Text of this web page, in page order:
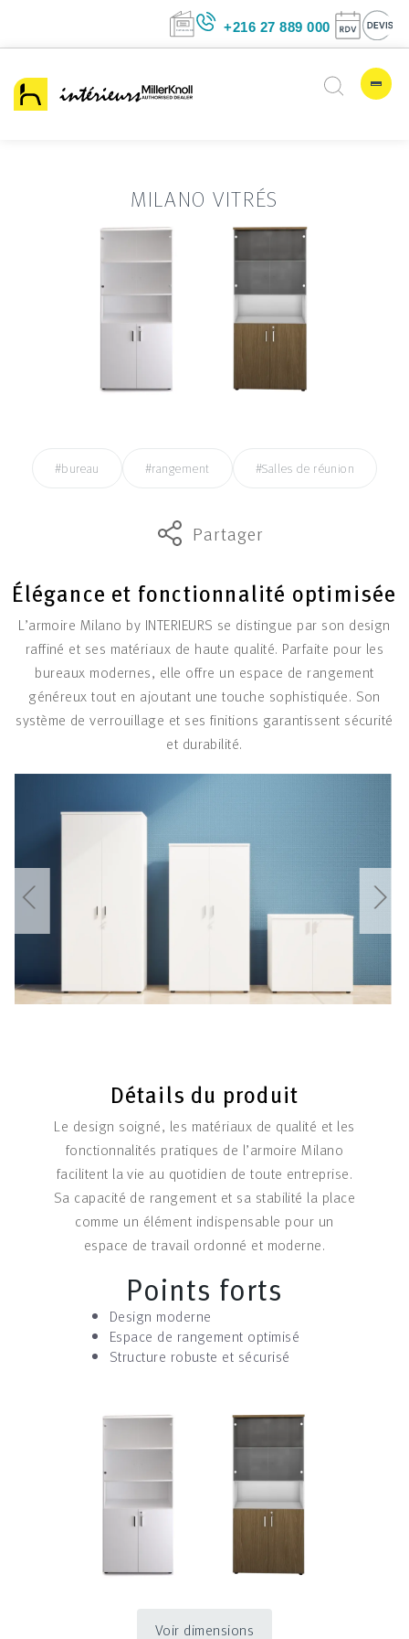
+216 27 889
MILANO VITRÉS
#bureau #rangement #Salles de réunion
Partager
Élégance et fonctionnalité optimisée
L’armoire Milano by INTERIEURS se distingue par son design
raffiné et ses matériaux de haute qualité. Parfaite pour les
bureaux modernes, elle offre un espace de rangement
généreux tout en ajoutant une touche sophistiquée. Son
système de verrouillage et ses finitions garantissent sécurité
et durabilité.
Détails du produit
Le design soigné, les matériaux de qualité et les
fonctionnalités pratiques de l’armoire Milano
facilitent la vie au quotidien de toute entreprise.
Sa capacité de rangement et sa stabilité la place
comme un élément indispensable pour un
espace de travail ordonné et moderne.
Points forts
Design moderne
Espace de rangement optimisé
Structure robuste et sécurisé
Voir dimensions